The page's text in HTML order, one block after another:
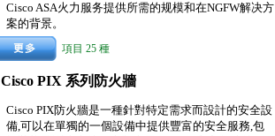
Cisco ASA火力服务提供所需的规模和在NGFW解决方
案的背景。
項目 25 種
Cisco PIX 系列防火牆
Cisco PIX防火牆是一種針對特定需求而設計的安全設
備,可以在單獨的一個設備中提供豐富的安全服務,包